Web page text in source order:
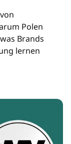
Polen
Brands
lernen